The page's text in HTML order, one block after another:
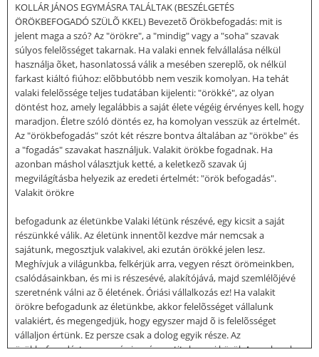
KOLLÁR JÁNOS EGYMÁSRA TALÁLTAK (BESZÉLGETÉS
ÖRÖKBEFOGADÓ SZÜLÕ KKEL) Bevezetõ Örökbefogadás: mit is
jelent maga a szó? Az "örökre", a "mindig" vagy a "soha" szavak
súlyos felelõsséget takarnak. Ha valaki ennek felvállalása nélkül
használja õket, hasonlatossá válik a mesében szereplõ, ok nélkül
farkast kiáltó fiúhoz: elõbbutóbb nem veszik komolyan. Ha tehát
valaki felelõssége teljes tudatában kijelenti: "örökké", az olyan
döntést hoz, amely legalábbis a saját élete végéig érvényes kell, hogy
maradjon. Életre szóló döntés ez, ha komolyan vesszük az értelmét.
Az "örökbefogadás" szót két részre bontva általában az "örökbe" és
a "fogadás" szavakat használjuk. Valakit örökbe fogadnak. Ha
azonban máshol választjuk ketté, a keletkezõ szavak új
megvilágításba helyezik az eredeti értelmét: "örök befogadás".
Valakit örökre
befogadunk az életünkbe Valaki létünk részévé, egy kicsit a saját
részünkké válik. Az életünk innentõl kezdve már nemcsak a
sajátunk, megosztjuk valakivel, aki ezután örökké jelen lesz.
Meghívjuk a világunkba, felkérjük arra, vegyen részt örömeinkben,
csalódásainkban, és mi is részesévé, alakítójává, majd szemlélõjévé
szeretnénk válni az õ életének. Óriási vállalkozás ez! Ha valakit
örökre befogadunk az életünkbe, akkor felelõsséget vállalunk
valakiért, és megengedjük, hogy egyszer majd õ is felelõsséget
vállaljon értünk. Ez persze csak a dolog egyik része. Az
örökbefogadást manapság is számos titok veszi körül. Az emberek